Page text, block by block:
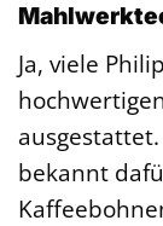
Ja, viele
bekannt